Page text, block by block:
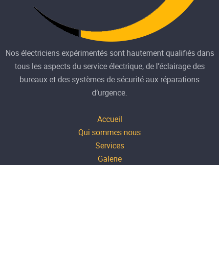
Nos électriciens expérimentés sont hautement qualifiés dans
tous les aspects du service électrique, de l’éclairage des
bureaux et des systèmes de sécurité aux réparations
d’urgence.
Accueil
Qui sommes-nous
Services
Galerie